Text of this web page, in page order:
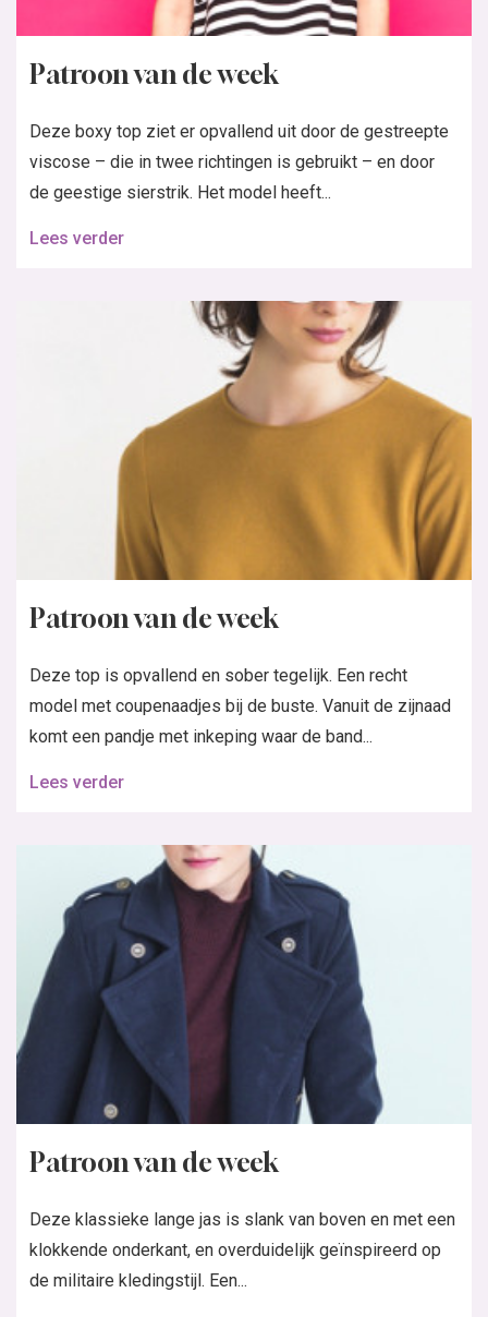
Patroon van de week
Deze boxy top ziet er opvallend uit door de gestreepte
viscose – die in twee richtingen is gebruikt – en door
de geestige sierstrik. Het model heeft...
Lees verder
Patroon van de week
Deze top is opvallend en sober tegelijk. Een recht
model met coupenaadjes bij de buste. Vanuit de zijnaad
komt een pandje met inkeping waar de band...
Lees verder
Patroon van de week
Deze klassieke lange jas is slank van boven en met een
klokkende onderkant, en overduidelijk geïnspireerd op
de militaire kledingstijl. Een...